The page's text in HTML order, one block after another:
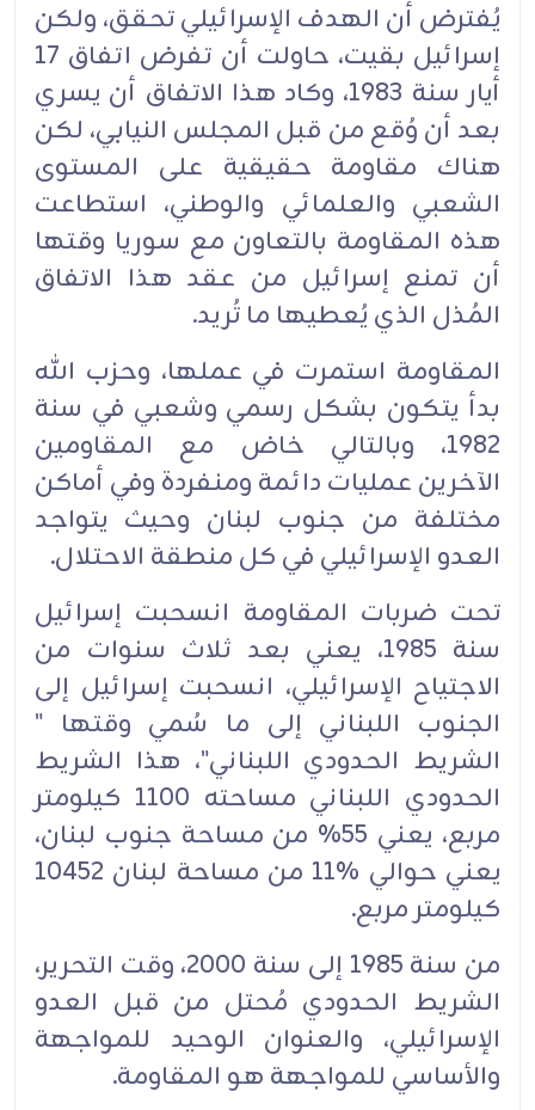
‏‏يُفترض أن الهدف الإسرائيلي تحقق، ولكن
إسرائيل بقيت، حاولت أن تفرض اتفاق 17
أيار سنة 1983، ‏‏وكاد هذا الاتفاق أن يسري
بعد أن وُقع من قبل المجلس النيابي، لكن
هناك مقاومة حقيقية على المستوى
‏‏الشعبي والعلمائي والوطني، استطاعت
هذه المقاومة بالتعاون مع سوريا وقتها
أن تمنع إسرائيل من عقد ‏هذا ‏الاتفاق
المُذل الذي يُعطيها ما تُريد.‏
المقاومة استمرت في عملها، وحزب الله
بدأ يتكون بشكل رسمي وشعبي في سنة
1982، وبالتالي خاض ‏مع ‏المقاومين
الآخرين عمليات دائمة ومنفردة وفي أماكن
مختلفة من جنوب لبنان وحيث يتواجد
العدو ‏‏الإسرائيلي في كل منطقة الاحتلال.‏
تحت ضربات المقاومة انسحبت إسرائيل
سنة 1985، يعني بعد ثلاث سنوات من
الاجتياح الإسرائيلي، ‏‏انسحبت إسرائيل إلى
الجنوب اللبناني إلى ما سُمي وقتها "
الشريط الحدودي اللبناني"، هذا الشريط
‏الحدودي ‏اللبناني مساحته 1100 كيلومتر
مربع، يعني 55% من مساحة جنوب لبنان،
يعني حوالي ‏‏11% من مساحة ‏لبنان 10452
كيلومتر مربع.‏
من سنة 1985 إلى سنة 2000، وقت التحرير،
الشريط الحدودي مُحتل من قبل العدو
الإسرائيلي، والعنوان ‏‏الوحيد للمواجهة
والأساسي للمواجهة هو المقاومة.‏